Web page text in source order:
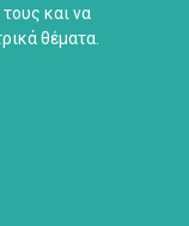
και να
θέματα.